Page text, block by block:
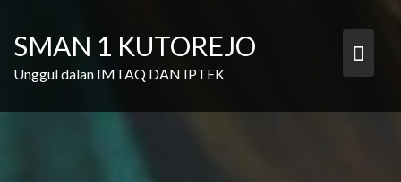
content
SMAN 1 KUTOREJO
Unggul dalan IMTAQ DAN IPTEK